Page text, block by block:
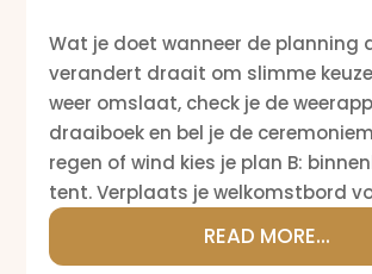
Wat je doet wanneer de planning
verandert draait om slimme
weer omslaat, check je de
draaiboek en bel je de
regen of wind kies je plan B:
tent. Verplaats je welkomstbord
READ MORE...